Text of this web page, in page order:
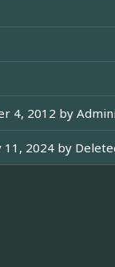
4, 2012 by
11, 2024 by